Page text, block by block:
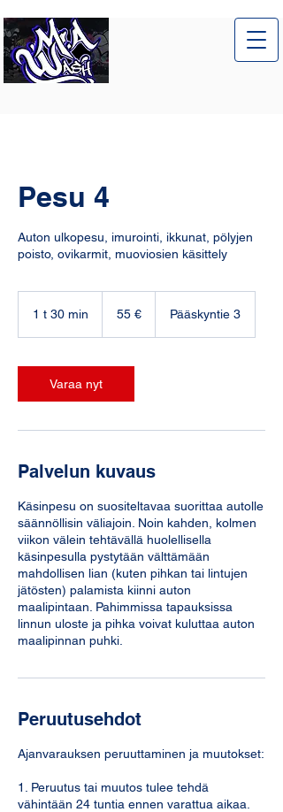
Pesu 4
Auton ulkopesu, imurointi, ikkunat, pölyjen
poisto, ovikarmit, muoviosien käsittely
1 t 30 min
m
i
55 € Pääskyntie 3
Varaa nyt
Palvelun kuvaus
Käsinpesu on suositeltavaa suorittaa autolle
säännöllisin väliajoin. Noin kahden, kolmen
viikon välein tehtävällä huolellisella
käsinpesulla pystytään välttämään
mahdollisen lian (kuten pihkan tai lintujen
jätösten) palamista kiinni auton
maalipintaan. Pahimmissa tapauksissa
linnun uloste ja pihka voivat kuluttaa auton
Peruutusehdot
Ajanvarauksen peruuttaminen ja muutokset:
1. Peruutus tai muutos tulee tehdä
vähintään 24 tuntia ennen varattua aikaa.